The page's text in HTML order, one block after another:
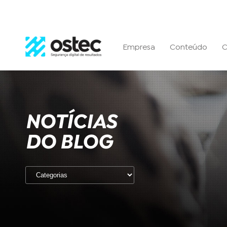
Empresa Conteúdo
NOTÍCIAS
DO BLOG